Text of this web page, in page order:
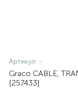
Артикул: -
Graco CABLE,
[257433]